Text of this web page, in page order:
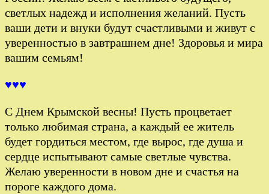
светлых надежд и исполнения желаний. Пусть
ваши дети и внуки будут счастливыми и живут с
уверенностью в завтрашнем дне! Здоровья и мира
вашим семьям!
♥♥♥
С Днем Крымской весны! Пусть процветает
только любимая страна, а каждый ее житель
будет гордиться местом, где вырос, где душа и
сердце испытывают самые светлые чувства.
Желаю уверенности в новом дне и счастья на
пороге каждого дома.